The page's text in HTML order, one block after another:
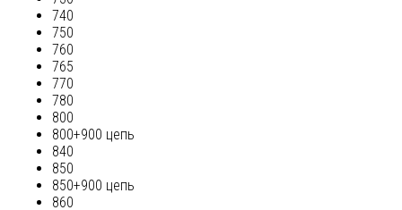
740
750
760
765
770
780
800
800+900 цепь
840
850
850+900 цепь
860